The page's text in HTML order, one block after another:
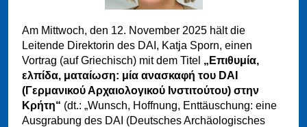
Am Mittwoch, den 12. November 2025 hält die
Leitende Direktorin des DAI, Katja Sporn, einen
Vortrag (auf Griechisch) mit dem Titel „Επιθυμία,
ελπίδα, ματαίωση: μία ανασκαφή του DAI
(Γερμανικού Αρχαιολογικού Ινστιτούτου) στην
Κρήτη“ (dt.: „Wunsch, Hoffnung, Enttäuschung: eine
Ausgrabung des DAI (Deutsches Archäologisches